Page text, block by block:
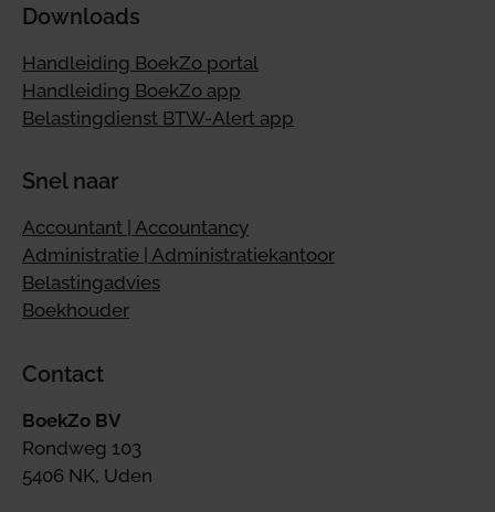
Downloads
Handleiding BoekZo portal
Handleiding BoekZo app
Belastingdienst BTW-Alert app
Snel naar
Accountant | Accountancy
Administratie | Administratiekantoor
Belastingadvies
Boekhouder
Contact
BoekZo BV
Rondweg 103
5406 NK, Uden